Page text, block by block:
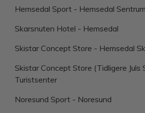
Hemsedal Sport - Hemsedal Sentrum
Skarsnuten Hotel - Hemsedal
Skistar Concept Store - Hemsedal
Skistar Concept Store (Tidligere Juls
Turistsenter
Noresund Sport - Noresund